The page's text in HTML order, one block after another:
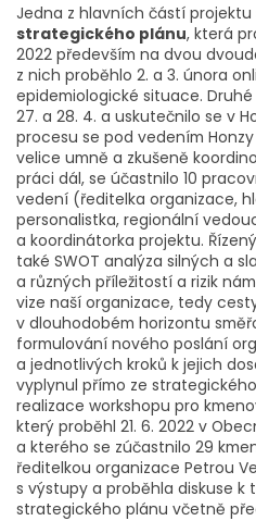
Jedna z hlavních částí projektu
strategického plánu, která
2022 především na dvou
z nich proběhlo 2. a 3. února
epidemiologické situace.
27. a 28. 4. a uskutečnilo se v
procesu se pod vedením
velice umně a zkušeně
práci dál, se účastnilo 10
vedení (ředitelka organizace,
personalistka, regionální
a koordinátorka projektu.
také SWOT analýza silných a
a různých příležitostí a rizik
vize naší organizace, tedy
v dlouhodobém horizontu
formulování nového poslání
a jednotlivých kroků k jejich
vyplynul přímo ze
realizace workshopu pro
který proběhl 21. 6. 2022 v
a kterého se zúčastnilo 29
ředitelkou organizace Petrou
s výstupy a proběhla diskuse
strategického plánu včetně